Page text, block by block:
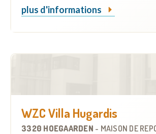
plus d'informations
WZC Villa Hugardis
3320 HOEGAARDEN - MAISON DE